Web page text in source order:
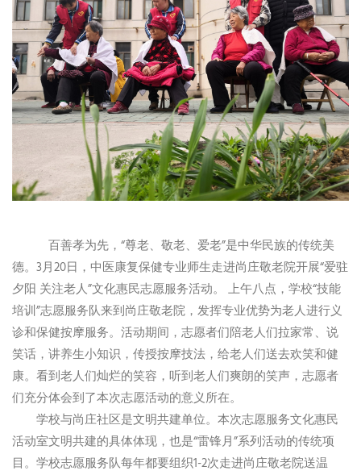
百善孝为先，“尊老、敬老、爱老”是中华民族的传统美
德。3月20日，中医康复保健专业师生走进尚庄敬老院开展“爱驻
夕阳 关注老人”文化惠民志愿服务活动。 上午八点，学校“技能
培训”志愿服务队来到尚庄敬老院，发挥专业优势为老人进行义
诊和保健按摩服务。活动期间，志愿者们陪老人们拉家常、说
笑话，讲养生小知识，传授按摩技法，给老人们送去欢笑和健
康。看到老人们灿烂的笑容，听到老人们爽朗的笑声，志愿者
们充分体会到了本次志愿活动的意义所在。
学校与尚庄社区是文明共建单位。本次志愿服务文化惠民
活动室文明共建的具体体现，也是“雷锋月”系列活动的传统项
目。学校志愿服务队每年都要组织1-2次走进尚庄敬老院送温